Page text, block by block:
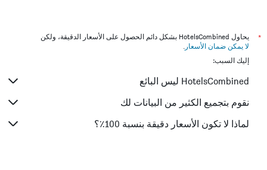
*
يحاول HotelsCombined بشكل دائم الحصول على الأسعار الدقيقة، ولكن
لا يمكن ضمان الأسعار .
إليك السبب:
HotelsCombined ليس البائع
نقوم بتجميع الكثير من البيانات لك
لماذا لا تكون الأسعار دقيقة بنسبة 100٪؟